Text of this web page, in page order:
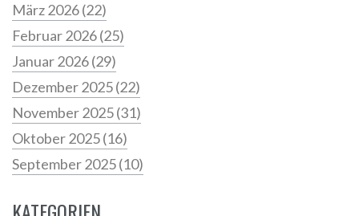
März 2026(22)
Februar 2026(25)
Januar 2026(29)
Dezember 2025(22)
November 2025(31)
Oktober 2025(16)
September 2025(10)